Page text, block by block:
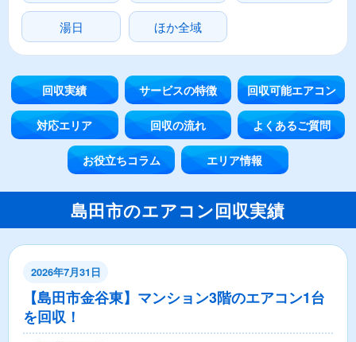
湯日 ほか全域
回収実績 サービスの特徴 回収可能エアコン
対応エリア 回収の流れ よくあるご質問
お役立ちコラム エリア情報
島田市のエアコン回収実績
2026年7月31日
【島田市金谷東】マンション3階のエアコン1台
を回収！